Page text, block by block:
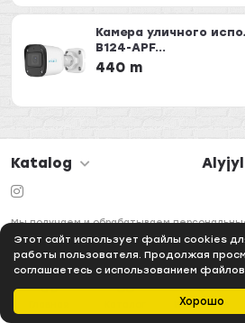
Хорошо
Этот сайт использует файлы cookies
работы пользователя. Продолжая
соглашаетесь с использованием
Избранное
Камера уличного
B124-APF...
440 m
Katalog
Мы получаем и обрабатываем
нашего сайта в соответствии с